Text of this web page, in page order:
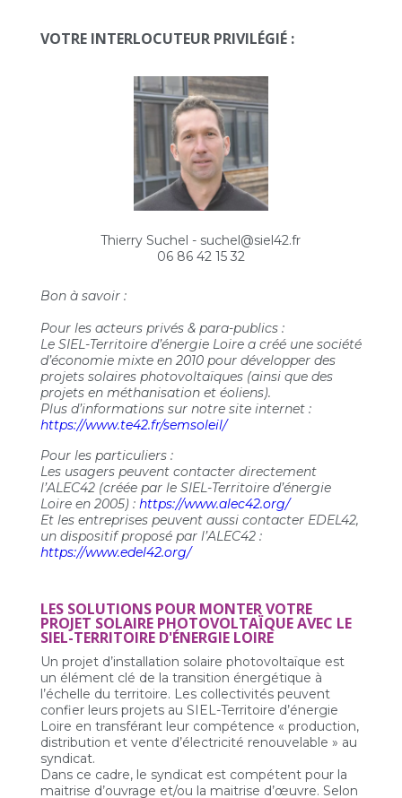
VOTRE INTERLOCUTEUR PRIVILÉGIÉ :
Thierry Suchel - suchel@siel42.fr
06 86 42 15 32
Bon à savoir :
Pour les acteurs privés & para-publics :
Le SIEL-Territoire d’énergie Loire a créé une société
d’économie mixte en 2010 pour développer des
projets solaires photovoltaïques (ainsi que des
projets en méthanisation et éoliens).
Plus d’informations sur notre site internet :
https://www.te42.fr/semsoleil/
Pour les particuliers :
Les usagers peuvent contacter directement
l’ALEC42 (créée par le SIEL-Territoire d’énergie
Loire en 2005) : https://www.alec42.org/
Et les entreprises peuvent aussi contacter EDEL42,
un dispositif proposé par l’ALEC42 :
https://www.edel42.org/
LES SOLUTIONS POUR MONTER VOTRE
PROJET SOLAIRE PHOTOVOLTAÏQUE AVEC LE
SIEL-TERRITOIRE D'ÉNERGIE LOIRE
Un projet d’installation solaire photovoltaïque est
un élément clé de la transition énergétique à
l’échelle du territoire. Les collectivités peuvent
confier leurs projets au SIEL-Territoire d’énergie
Loire en transférant leur compétence « production,
distribution et vente d’électricité renouvelable » au
syndicat.
Dans ce cadre, le syndicat est compétent pour la
maitrise d’ouvrage et/ou la maitrise d’œuvre. Selon